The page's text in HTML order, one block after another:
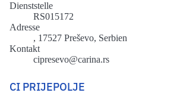
Dienststelle
RS015172
Adresse
, 17527 Preševo, Serbien
Kontakt
cipresevo@carina.rs
CI PRIJEPOLJE